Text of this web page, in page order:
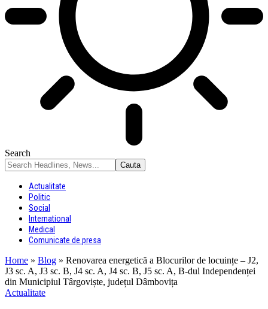
Search
Actualitate
Politic
Social
International
Medical
Comunicate de presa
Home » Blog » Renovarea energetică a Blocurilor de locuințe – J2,
J3 sc. A, J3 sc. B, J4 sc. A, J4 sc. B, J5 sc. A, B-dul Independenței
din Municipiul Târgoviște, județul Dâmbovița
Actualitate